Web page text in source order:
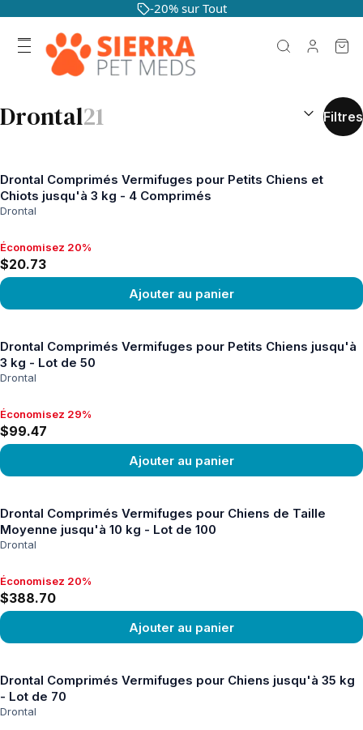
-20% sur Tout
Drontal21 RÉSULTATS
Filtres
Drontal Comprimés Vermifuges pour Petits Chiens et
Chiots jusqu'à 3 kg - 4 Comprimés
Drontal
Économisez 20%, $20.73
Économisez 20%
$20.73
Ajouter au panier
Drontal Comprimés Vermifuges pour Petits Chiens jusqu'à
3 kg - Lot de 50
Drontal
Économisez 29%, $99.47
Économisez 29%
$99.47
Ajouter au panier
Drontal Comprimés Vermifuges pour Chiens de Taille
Moyenne jusqu'à 10 kg - Lot de 100
Drontal
Économisez 20%, $388.70
Économisez 20%
$388.70
Ajouter au panier
Drontal Comprimés Vermifuges pour Chiens jusqu'à 35 kg
- Lot de 70
Drontal